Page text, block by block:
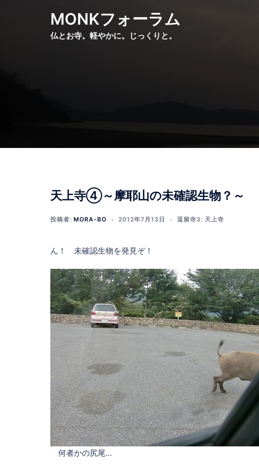
MONKフォーラム
仏とお寺。軽やかに。じっくりと。
天上寺④～摩耶山の未確認生物？～
投稿者: MORA-BO 2012年7月13日 逗留寺3: 天上寺
ん！ 未確認生物を発見ぞ！
何者かの尻尾…